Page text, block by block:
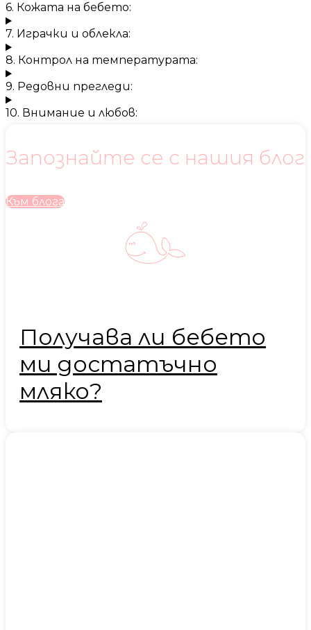
6. Кожата на бебето:
7. Играчки и облекла:
8. Контрол на температурата:
9. Редовни прегледи:
10. Внимание и любов:
Запознайте се с нашия блог
Към блога
Получава ли бебето
ми достатъчно
мляко?